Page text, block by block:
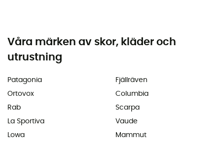
Våra märken av skor, kläder och
utrustning
Patagonia
Ortovox
Rab
La Sportiva
Lowa
Fjällräven
Columbia
Scarpa
Vaude
Mammut